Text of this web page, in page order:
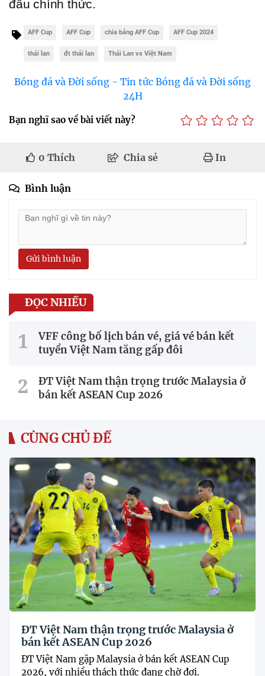
đấu chính thức.
AFF Cup AFF Cup chia bảng AFF Cup AFF Cup 2024
thái lan đt thái lan Thái Lan vs Việt Nam
Bóng đá và Đời sống - Tin tức Bóng đá và Đời sống
24H
Bạn nghĩ sao về bài viết này?
0 Thích Chia sẻ In
Bình luận
Gửi bình luận
ĐỌC NHIỀU
VFF công bố lịch bán vé, giá vé bán kết
tuyển Việt Nam tăng gấp đôi
ĐT Việt Nam thận trọng trước Malaysia ở
bán kết ASEAN Cup 2026
CÙNG CHỦ ĐỀ
ĐT Việt Nam thận trọng trước Malaysia ở
bán kết ASEAN Cup 2026
ĐT Việt Nam gặp Malaysia ở bán kết ASEAN Cup
2026, với nhiều thách thức đang chờ đợi.